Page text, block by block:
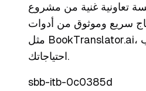
تعاونية غنية من مشروع
سريع وموثوق من أدوات
مثل BookTranslator.ai، يوجد خيار يناسب
احتياجاتك.
sbb-itb-0c0385d